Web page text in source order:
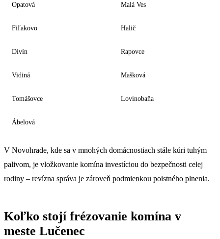
Opatová Malá Ves
Fiľakovo Halič
Divín Rapovce
Vidiná Mašková
Tomášovce Lovinobaňa
Ábelová
V Novohrade, kde sa v mnohých domácnostiach stále kúri tuhým
palivom, je vložkovanie komína investíciou do bezpečnosti celej
rodiny – revízna správa je zároveň podmienkou poistného plnenia.
Koľko stojí frézovanie komína v
meste Lučenec